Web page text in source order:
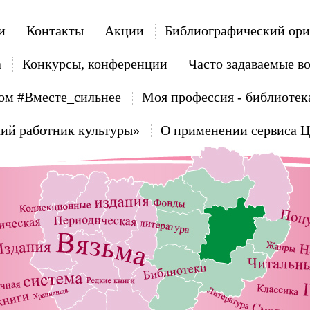
Контакты Акции Библиографический
Конкурсы, конференции Часто задаваемые
#Вместе_сильнее Моя профессия -
работник культуры» О применении сервиса